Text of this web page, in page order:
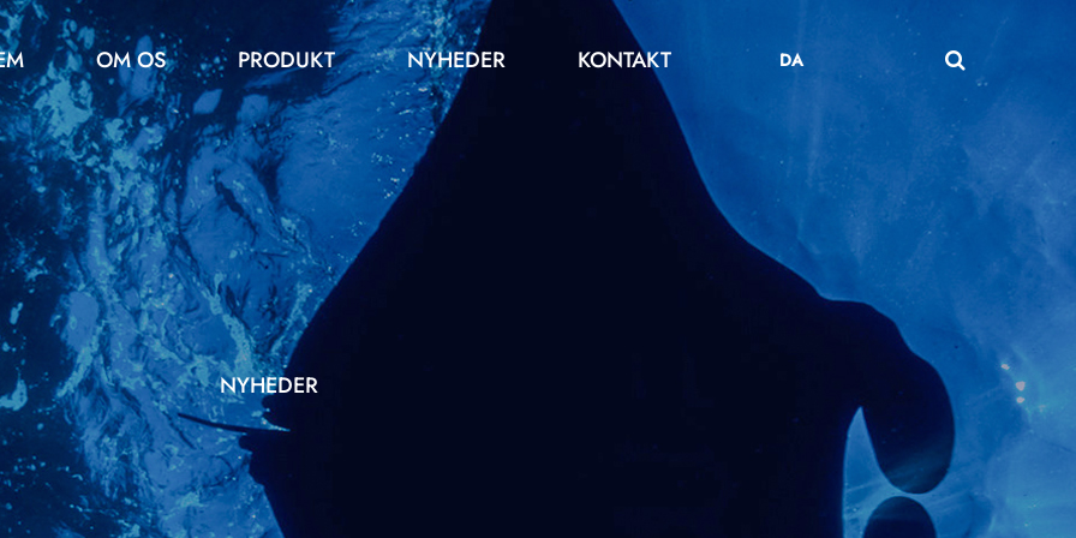
OM OS PRODUKT NYHEDER KONTAKT DA
NYHEDER